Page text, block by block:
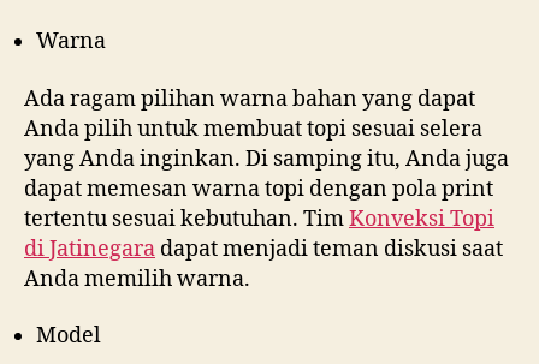
Warna
Ada ragam pilihan warna bahan yang dapat
Anda pilih untuk membuat topi sesuai selera
yang Anda inginkan. Di samping itu, Anda juga
dapat memesan warna topi dengan pola print
tertentu sesuai kebutuhan. TimKonveksi Topi
diJatinegara dapat menjadi teman diskusi saat
Anda memilih warna.
Model